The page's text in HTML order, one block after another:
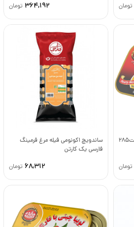
تومان 364,192 تومان
خورشت قیمه سیب زمینی با گوشت285
تومان
ساندویچ اکونومی فیله مرغ فرمینگ
فارسی یک کارتن
68,312 تومان